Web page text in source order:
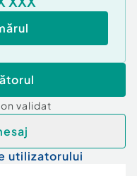
validat
utilizatorului